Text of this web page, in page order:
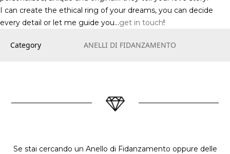
I can create the ethical ring of your dreams, you can decide
every detail or let me guide you…get in touch!
Category ANELLI DI FIDANZAMENTO
Se stai cercando un Anello di Fidanzamento oppure delle